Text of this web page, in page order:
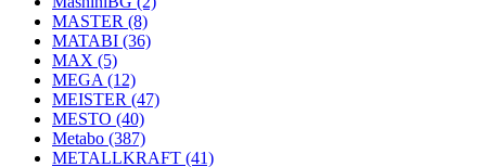
MASTER (8)
MATABI (36)
MAX (5)
MEGA (12)
MEISTER (47)
MESTO (40)
Metabo (387)
METALLKRAFT (41)